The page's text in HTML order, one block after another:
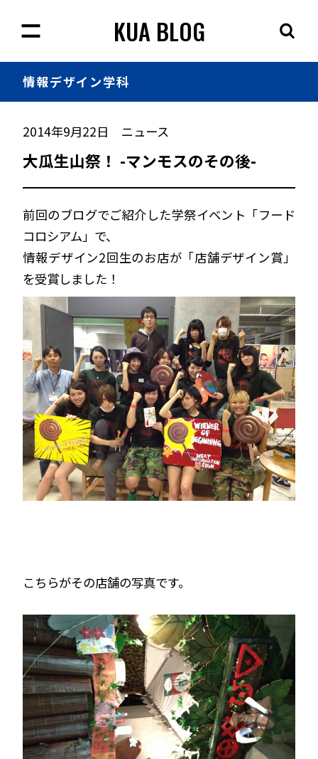
KUA BLOG
情報デザイン学科
2014年9月22日 ニュース
大瓜生山祭！ -マンモスのその後-
前回のブログでご紹介した学祭イベント「フード
コロシアム」で、
情報デザイン2回生のお店が「店舗デザイン賞」
を受賞しました！
こちらがその店舗の写真です。